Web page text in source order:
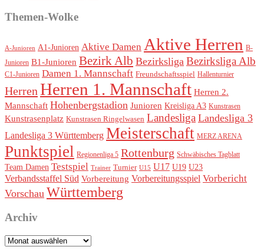
Themen-Wolke
A-Junioren A1-Junioren Aktive Damen Aktive Herren B-
Junioren B1-Junioren Bezirk Alb Bezirksliga Bezirksliga Alb
C1-Junioren Damen 1. Mannschaft Freundschaftsspiel Hallenturnier
Herren Herren 1. Mannschaft Herren 2.
Mannschaft Hohenbergstadion Junioren Kreisliga A3 Kunstrasen
Kunstrasenplatz Kunstrasen Ringelwasen Landesliga Landesliga 3
Landesliga 3 Württemberg Meisterschaft MERZ ARENA
Punktspiel Regionenliga 5 Rottenburg Schwäbisches Tagblatt
Team Damen Testspiel Trainer Turnier U15 U17 U19 U23
Verbandsstaffel Süd Vorbereitung Vorbereitungsspiel Vorbericht
Vorschau Württemberg
Archiv
Archiv